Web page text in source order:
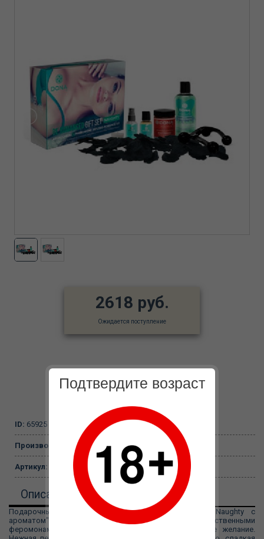
2618 руб.
Ожидается поступление
ID: 65925
Производитель: DONA
Артикул: JO40604
Описание
Подарочный набор DONA Be Romanced Gift Set Naughty с
ароматом"Шалость" - это сюрприз наполненный чувственными
феромонами и афродизиаками, повышающими Ваше желание.
Подтвердите возраст